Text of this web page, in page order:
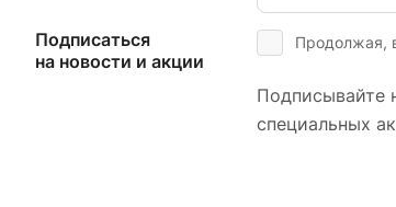
Подписаться
на новости и акции
Продолжая,
Подписывайте
специальных